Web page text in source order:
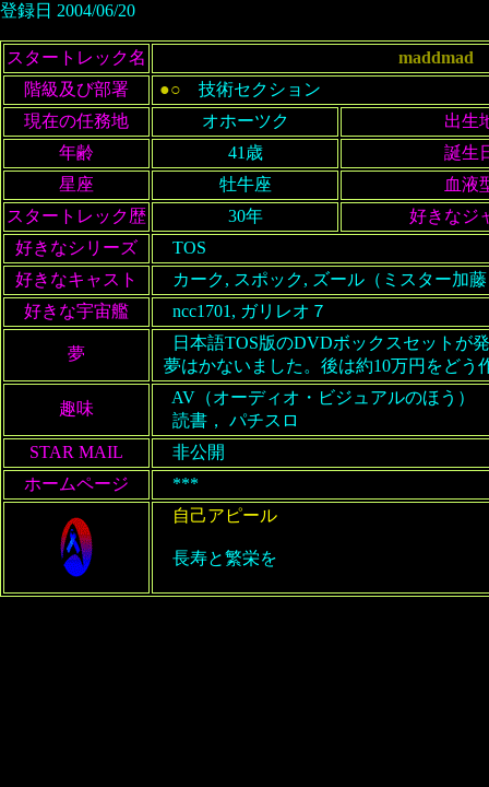
登録日 2004/06/20
スタートレック名
maddmad
階級及び部署
●○ 技術セクション
現在の任務地
オホーツク
出生
年齢
41歳
誕生
星座
牡牛座
血液
スタートレック歴
30年
好きなジ
好きなシリーズ
TOS
好きなキャスト
カーク, スポック, ズール（ミスター加
好きな宇宙艦
ncc1701, ガリレオ７
夢
日本語TOS版のDVDボックスセットが
夢はかないました。後は約10万円をどう
趣味
AV（オーディオ・ビジュアルのほう）
読書， パチスロ
STAR MAIL
非公開
ホームページ
***
自己アピール
長寿と繁栄を